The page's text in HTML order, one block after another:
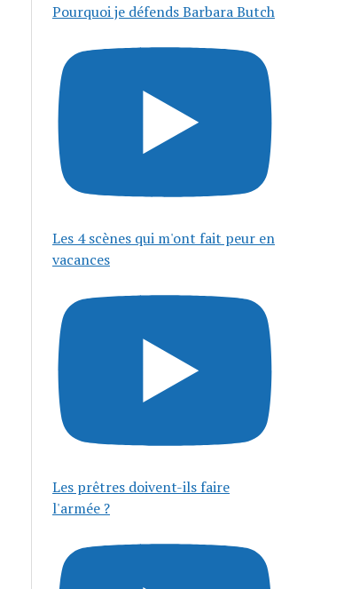
Pourquoi je défends Barbara Butch
Les 4 scènes qui m'ont fait peur en
vacances
Les prêtres doivent-ils faire
l'armée ?